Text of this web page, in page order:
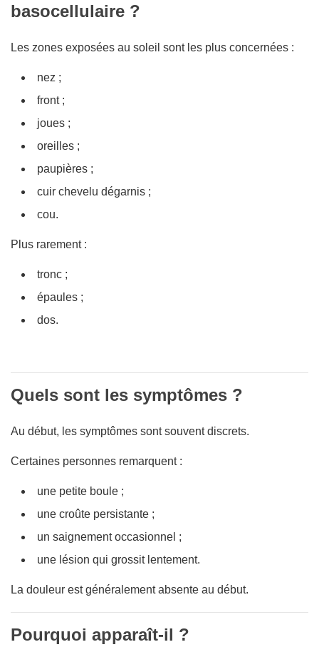
basocellulaire ?
Les zones exposées au soleil sont les plus concernées :
nez ;
front ;
joues ;
oreilles ;
paupières ;
cuir chevelu dégarnis ;
cou.
Plus rarement :
tronc ;
épaules ;
dos.
Quels sont les symptômes ?
Au début, les symptômes sont souvent discrets.
Certaines personnes remarquent :
une petite boule ;
une croûte persistante ;
un saignement occasionnel ;
une lésion qui grossit lentement.
La douleur est généralement absente au début.
Pourquoi apparaît-il ?